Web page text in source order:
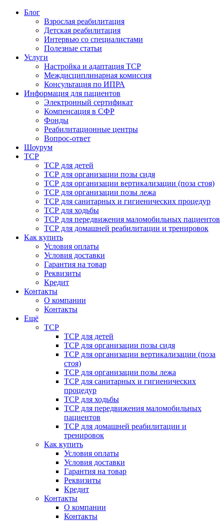
Блог
Взрослая реабилитация
Детская реабилитация
Интервью со специалистами
Полезные статьи
Услуги
Настройка и адаптация ТСР
Междисциплинарная комиссия
Консультация по ИПРА
Информация для пациентов
Электронный сертификат
Компенсация в СФР
Фонды
Реабилитационные центры
Вопрос-ответ
Шоурум
ТСР
ТСР для детей
ТСР для организации позы сидя
ТСР для организации вертикализации (поза стоя)
ТСР для организации позы лежа
ТСР для санитарных и гигиенических процедур
ТСР для ходьбы
ТСР для передвижения маломобильных пациентов
ТСР для домашней реабилитации и тренировок
Как купить
Условия оплаты
Условия доставки
Гарантия на товар
Реквизиты
Кредит
Контакты
О компании
Контакты
Ещё
ТСР
ТСР для детей
ТСР для организации позы сидя
ТСР для организации вертикализации (поза
стоя)
ТСР для организации позы лежа
ТСР для санитарных и гигиенических
процедур
ТСР для ходьбы
ТСР для передвижения маломобильных
пациентов
ТСР для домашней реабилитации и
тренировок
Как купить
Условия оплаты
Условия доставки
Гарантия на товар
Реквизиты
Кредит
Контакты
О компании
Контакты